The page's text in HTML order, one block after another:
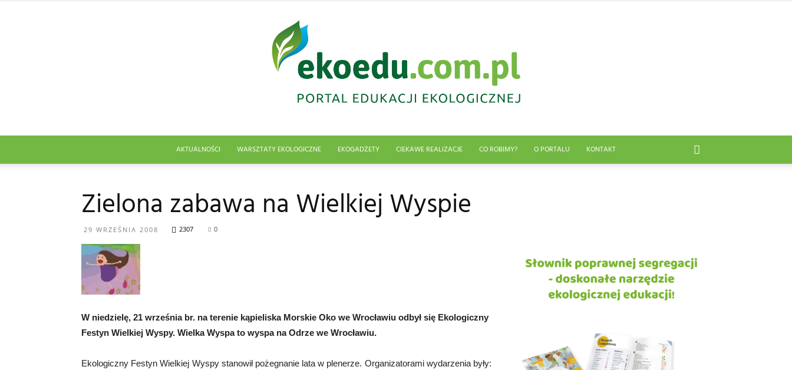
AKTUALNOŚCI WARSZTATY EKOLOGICZNE EKOGADŻETY CIEKAWE REALIZACJE CO ROBIMY? O PORTALU KONTAKT
Zielona zabawa na Wielkiej Wyspie
29 WRZEŚNIA 2008 2307 0
W niedzielę, 21 września br. na terenie kąpieliska Morskie Oko we Wrocławiu odbył się Ekologiczny
Festyn Wielkiej Wyspy. Wielka Wyspa to wyspa na Odrze we Wrocławiu.
Ekologiczny Festyn Wielkiej Wyspy stanowił pożegnanie lata w plenerze. Organizatorami wydarzenia były: